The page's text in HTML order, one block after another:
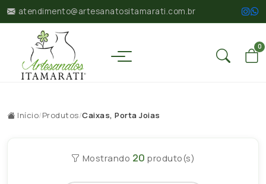
atendimento@artesanatositamarati.com.br
0
Início/Produtos/Caixas, Porta Joias
Mostrando 20 produto(s)